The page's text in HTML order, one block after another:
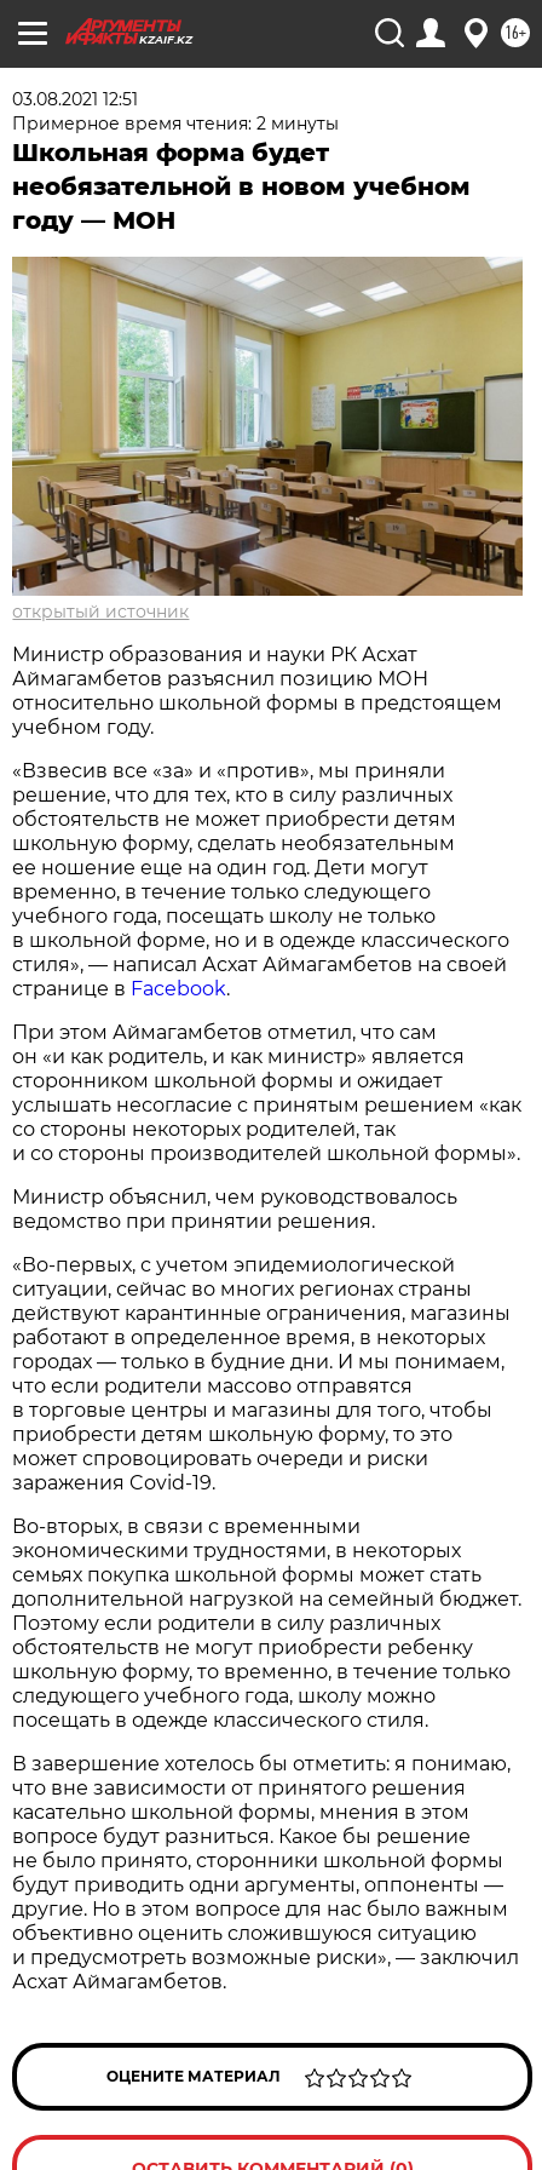
KZAIF.KZ 16+
03.08.2021 12:51
Примерное время чтения: 2 минуты
Школьная форма будет
необязательной в новом учебном
году — МОН
открытый источник
Министр образования и науки РК Асхат
Аймагамбетов разъяснил позицию МОН
относительно школьной формы в предстоящем
учебном году.
«Взвесив все «за» и «против», мы приняли
решение, что для тех, кто в силу различных
обстоятельств не может приобрести детям
школьную форму, сделать необязательным
ее ношение еще на один год. Дети могут
временно, в течение только следующего
учебного года, посещать школу не только
в школьной форме, но и в одежде классического
стиля», — написал Асхат Аймагамбетов на своей
странице в Facebook.
При этом Аймагамбетов отметил, что сам
он «и как родитель, и как министр» является
сторонником школьной формы и ожидает
услышать несогласие с принятым решением «как
со стороны некоторых родителей, так
и со стороны производителей школьной формы».
Министр объяснил, чем руководствовалось
ведомство при принятии решения.
«Во-первых, с учетом эпидемиологической
ситуации, сейчас во многих регионах страны
действуют карантинные ограничения, магазины
работают в определенное время, в некоторых
городах — только в будние дни. И мы понимаем,
что если родители массово отправятся
в торговые центры и магазины для того, чтобы
приобрести детям школьную форму, то это
может спровоцировать очереди и риски
заражения Covid-19.
Во-вторых, в связи с временными
экономическими трудностями, в некоторых
семьях покупка школьной формы может стать
дополнительной нагрузкой на семейный бюджет.
Поэтому если родители в силу различных
обстоятельств не могут приобрести ребенку
школьную форму, то временно, в течение только
следующего учебного года, школу можно
посещать в одежде классического стиля.
В завершение хотелось бы отметить: я понимаю,
что вне зависимости от принятого решения
касательно школьной формы, мнения в этом
вопросе будут разниться. Какое бы решение
не было принято, сторонники школьной формы
будут приводить одни аргументы, оппоненты —
другие. Но в этом вопросе для нас было важным
объективно оценить сложившуюся ситуацию
и предусмотреть возможные риски», — заключил
Асхат Аймагамбетов.
ОЦЕНИТЕ МАТЕРИАЛ